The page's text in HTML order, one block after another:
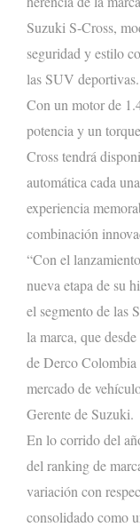
Suzuki S-Cross,
seguridad y estilo
lasSUV deportivas.
Con un motor de
potencia y un
Cross tendrá
automática cada
experiencia
combinación
“Con el
nueva etapa de su
el segmentode las
la marca, que
de Derco
mercado de
Gerente de Suzuki.
En lo corrido del
del ranking de
variación con
consolidado como